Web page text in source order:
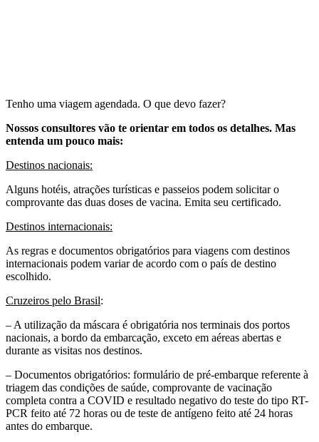
Tenho uma viagem agendada. O que devo fazer?
Nossos consultores vão te orientar em todos os detalhes. Mas
entenda um pouco mais:
Destinos nacionais:
Alguns hotéis, atrações turísticas e passeios podem solicitar o
comprovante das duas doses de vacina. Emita seu certificado.
Destinos internacionais:
As regras e documentos obrigatórios para viagens com destinos
internacionais podem variar de acordo com o país de destino
escolhido.
Cruzeiros pelo Brasil:
– A utilização da máscara é obrigatória nos terminais dos portos
nacionais, a bordo da embarcação, exceto em aéreas abertas e
durante as visitas nos destinos.
– Documentos obrigatórios: formulário de pré-embarque referente à
triagem das condições de saúde, comprovante de vacinação
completa contra a COVID e resultado negativo do teste do tipo RT-
PCR feito até 72 horas ou de teste de antígeno feito até 24 horas
antes do embarque.